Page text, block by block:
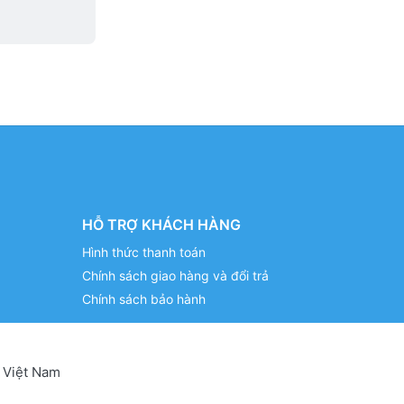
HỖ TRỢ KHÁCH HÀNG
Hình thức thanh toán
Chính sách giao hàng và đổi trả
Chính sách bảo hành
Nam